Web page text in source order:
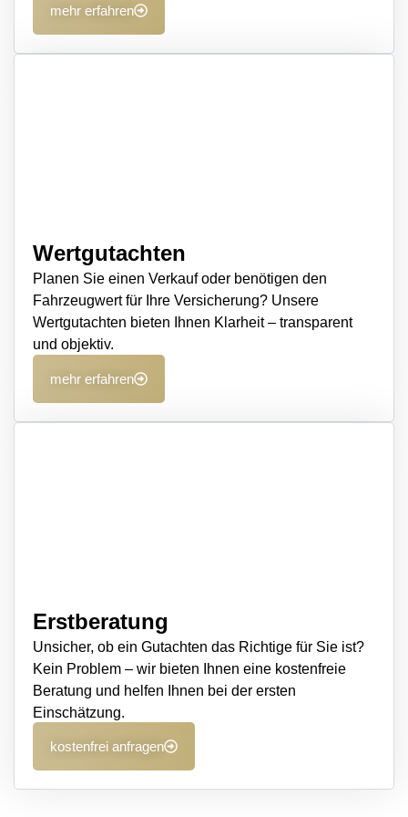
mehr erfahren
Wertgutachten
Planen Sie einen Verkauf oder benötigen den
Fahrzeugwert für Ihre Versicherung? Unsere
Wertgutachten bieten Ihnen Klarheit – transparent
und objektiv.
mehr erfahren
Erstberatung
Unsicher, ob ein Gutachten das Richtige für Sie ist?
Kein Problem – wir bieten Ihnen eine kostenfreie
Beratung und helfen Ihnen bei der ersten
Einschätzung.
kostenfrei anfragen